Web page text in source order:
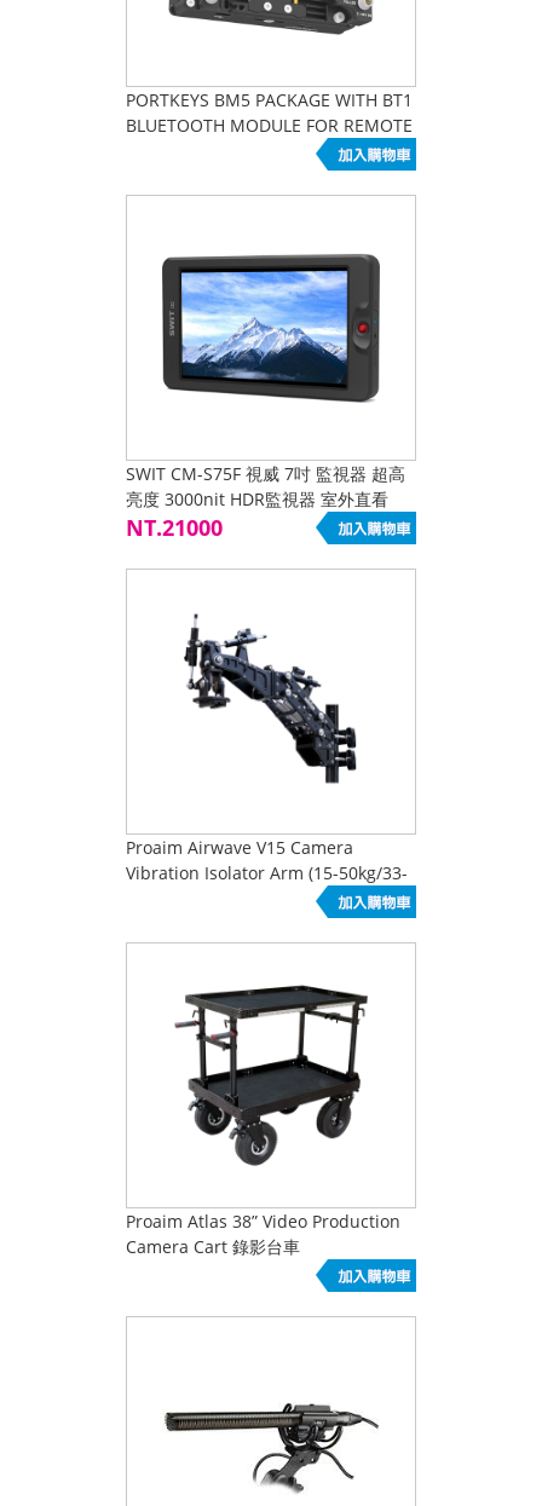
PORTKEYS BM5 PACKAGE WITH BT1
BLUETOOTH MODULE FOR REMOTE
CONTROL BMPCC 4K/6監視器
SWIT CM-S75F 視威 7吋 監視器 超高
亮度 3000nit HDR監視器 室外直看
3G-SDI 4K HDMI
NT.21000
Proaim Airwave V15 Camera
Vibration Isolator Arm (15-50kg/33-
Proaim Atlas 38” Video Production
Camera Cart 錄影台車